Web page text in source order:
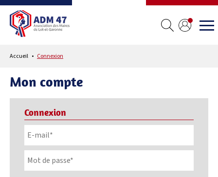
Accueil Connexion
Mon compte
Connexion